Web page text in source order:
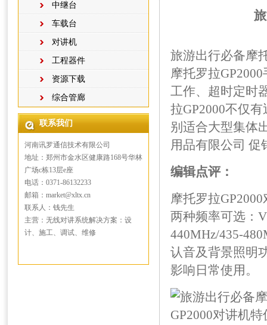
中继台
车载台
对讲机
工程器件
资源下载
综合管廊
联系我们
河南讯罗通信技术有限公司
地址：郑州市金水区健康路168号华林
广场c栋13层e座
电话：0371-86132233
邮箱：market@xltx.cn
联系人：钱先生
主营：无线对讲系统解决方案：设
计、施工、调试、维修
旅游出行必备摩
摩托罗拉
工作、超时定时
拉GP2000不仅
别适合大型集体
用品有限公司 促
编辑点评：
摩托罗拉
两种频率可选：
440MHz/435-
认音及背景照明
影响日常使用。